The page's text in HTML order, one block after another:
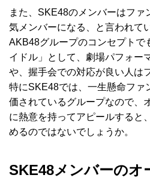
また、SKE48のメンバーはファ
気メンバーになる、と言われて
AKB48グループのコンセプトで
イドル」として、劇場パフォー
や、握手会での対応が良い人は
特にSKE48では、一生懸命ファ
価されているグループなので、
に熱意を持ってアピールすると
めるのではないでしょうか。
SKE48メンバーのオ